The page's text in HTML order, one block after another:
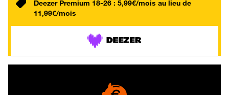
Deezer Premium 18-26 : 5,99€/mois au lieu de
11,99€/mois